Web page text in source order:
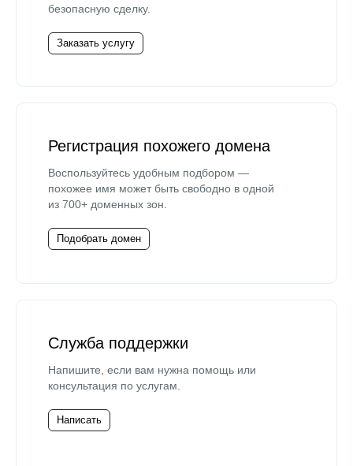
безопасную сделку.
Заказать услугу
Регистрация похожего домена
Воспользуйтесь удобным подбором —
похожее имя может быть свободно в одной
из 700+ доменных зон.
Подобрать домен
Служба поддержки
Напишите, если вам нужна помощь или
консультация по услугам.
Написать